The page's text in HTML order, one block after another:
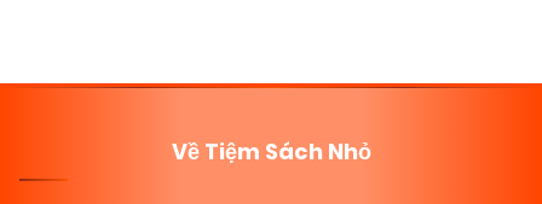
Về Tiệm Sách Nhỏ